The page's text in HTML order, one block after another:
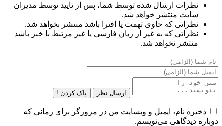
نظرات ارسال شده توسط شما، پس از تایید توسط مدیران
سایت منتشر خواهد شد.
نظراتی که حاوی تهمت یا افترا باشد منتشر نخواهد شد.
نظراتی که به غیر از زبان فارسی یا غیر مرتبط با خبر باشد
منتشر نخواهد شد.
ارسال نظر پاک کردن !
ذخیره نام، ایمیل و وبسایت من در مرورگر برای زمانی که
دوباره دیدگاهی می‌نویسم.